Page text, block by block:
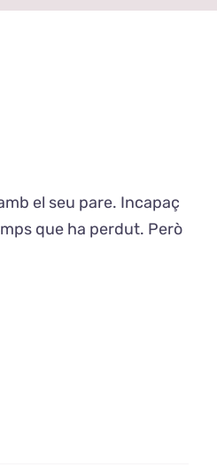
el seu pare. Incapaç
que ha perdut. Però